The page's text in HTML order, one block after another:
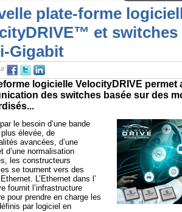
plate-forme
et switches
Gigabit
logicielle VelocityDRIVE permet
des switches basée sur des
le besoin d’une bande
élevée, de
avancées, d’une
d’une normalisation
les constructeurs
se tournent vers des
L’Ethernet dans l’
fournit l’infrastructure
pour prendre en charge les
par logiciel en